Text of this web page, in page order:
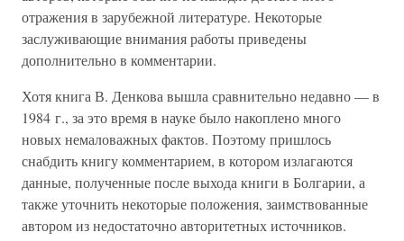
отражения в зарубежной литературе. Некоторые
заслуживающие внимания работы приведены
дополнительно в комментарии.
Хотя книга В. Денкова вышла сравнительно недавно — в
1984 г., за это время в науке было накоплено много
новых немаловажных фактов. Поэтому пришлось
снабдить книгу комментарием, в котором излагаются
данные, полученные после выхода книги в Болгарии, а
также уточнить некоторые положения, заимствованные
автором из недостаточно авторитетных источников.